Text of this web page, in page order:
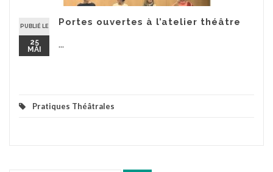
PUBLIÉ LE
25
MAI
Portes ouvertes à l’atelier théâtre
...
Pratiques Théâtrales